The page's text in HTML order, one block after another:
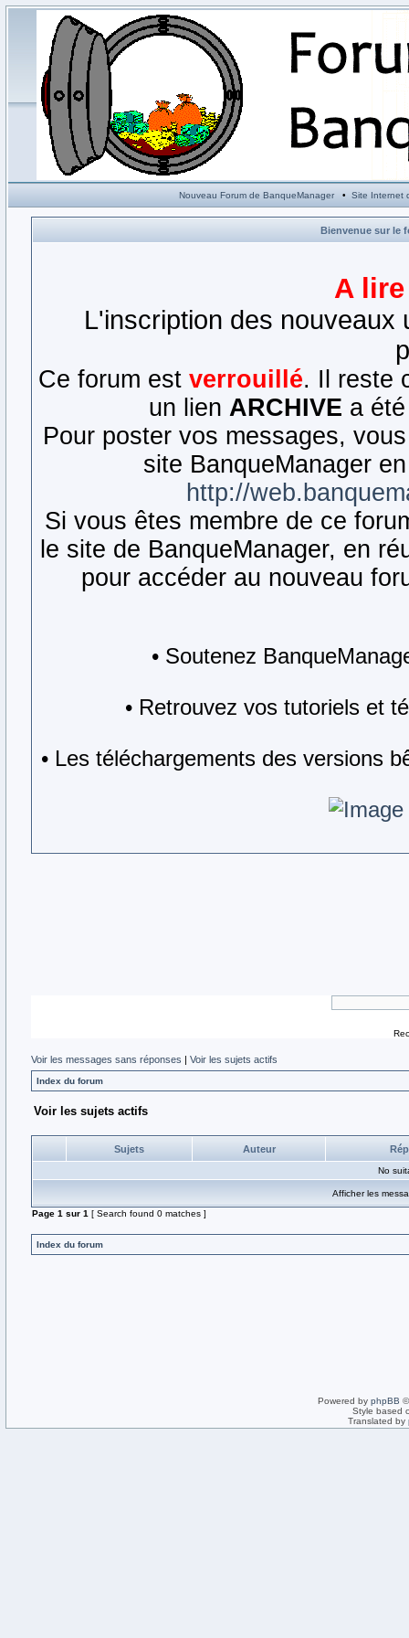
Nouveau Forum de BanqueManager• Site Internet
Bienvenue sur le
A
L'inscription des
Ce forum est verrouillé. Il reste
un lien ARCHIVE a
Pour poster vos messages,
site BanqueManager
http://
Si vous êtes membre de ce
le site de BanqueManager, en
pour accéder au nouveau
• Soutenez
• Retrouvez vos tutoriels et
• Les téléchargements des versions
Voir les messages sans réponses | Voir les sujets actifs
Index du forum
Voir les sujets actifs
Sujets Auteur
No
Afficher les
Page 1 sur 1 [ Search found 0 matches ]
Index du forum
Powered by phpBB
Style based
Translated by